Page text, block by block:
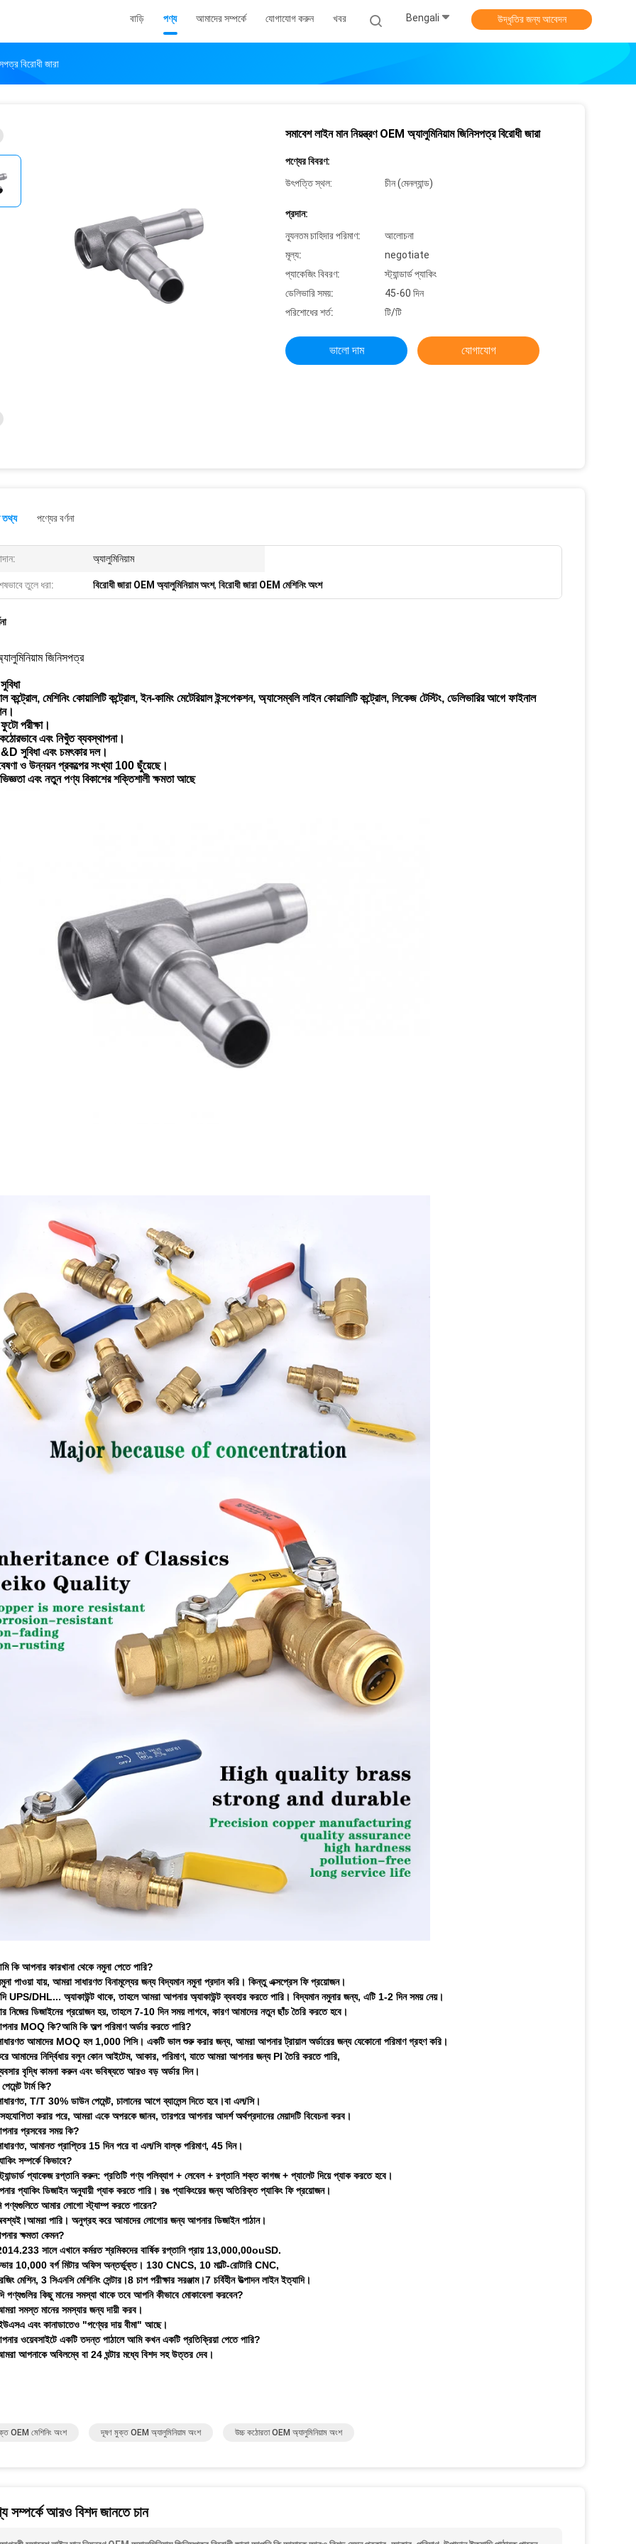
বাড়ি পণ্য আমাদের সম্পর্কে যোগাযোগ করুন খবর Bengali উদ্ধৃতির জন্য আবেদন
বিরোধী জারা
সমাবেশ লাইন মান নিয়ন্ত্রণ OEM অ্যালুমিনিয়াম জিনিসপত্র বিরোধী জারা
পণ্যের বিবরণ:
উৎপত্তি স্থল:
চীন (মেনল্যান্ড)
প্রদান:
ন্যূনতম চাহিদার পরিমাণ:
আলোচনা
মূল্য:
negotiate
প্যাকেজিং বিবরণ:
স্ট্যান্ডার্ড প্যাকিং
ডেলিভারি সময়:
45-60 দিন
পরিশোধের শর্ত:
টি/টি
ভালো দাম যোগাযোগ
তথ্য পণ্যের বর্ণনা
অ্যালুমিনিয়াম
তুলে ধরা: বিরোধী জারা OEM অ্যালুমিনিয়াম অংশ, বিরোধী জারা OEM মেশিনিং অংশ
জিনিসপত্র
সুবিধা
কন্ট্রোল, মেশিনিং কোয়ালিটি কন্ট্রোল, ইন-কামিং মেটেরিয়াল ইন্সপেকশন, অ্যাসেম্বলি লাইন কোয়ালিটি কন্ট্রোল, লিকেজ টেস্টিং, ডেলিভারির আগে ফাইনাল
পরীক্ষা।
কঠোরভাবে এবং নিখুঁত ব্যবস্থাপনা।
সুবিধা এবং চমৎকার দল।
ও উন্নয়ন প্রকল্পের সংখ্যা 100 ছুঁয়েছে।
এবং নতুন পণ্য বিকাশের শক্তিশালী ক্ষমতা আছে
কি আপনার কারখানা থেকে নমুনা পেতে পারি?
পাওয়া যায়, আমরা সাধারণত বিনামূল্যের জন্য বিদ্যমান নমুনা প্রদান করি। কিন্তু এক্সপ্রেস ফি প্রয়োজন।
UPS/DHL... অ্যাকাউন্ট থাকে, তাহলে আমরা আপনার অ্যাকাউন্ট ব্যবহার করতে পারি। বিদ্যমান নমুনার জন্য, এটি 1-2 দিন সময় নেয়।
নিজের ডিজাইনের প্রয়োজন হয়, তাহলে 7-10 দিন সময় লাগবে, কারণ আমাদের নতুন ছাঁচ তৈরি করতে হবে।
MOQ কি?আমি কি অল্প পরিমাণ অর্ডার করতে পারি?
আমাদের MOQ হল 1,000 পিসি। একটি ভাল শুরু করার জন্য, আমরা আপনার ট্রায়াল অর্ডারের জন্য যেকোনো পরিমাণ গ্রহণ করি।
আমাদের নির্দ্বিধায় বলুন কোন আইটেম, আকার, পরিমাণ, যাতে আমরা আপনার জন্য Pl তৈরি করতে পারি,
বৃদ্ধি কামনা করুন এবং ভবিষ্যতে আরও বড় অর্ডার দিন।
টার্ম কি?
T/T 30% ডাউন পেমেন্ট, চালানের আগে ব্যালেন্স দিতে হবে।বা এল/সি।
করার পরে, আমরা একে অপরকে জানব, তারপরে আপনার আদর্শ অর্থপ্রদানের মেয়াদটি বিবেচনা করব।
প্রসবের সময় কি?
আমানত প্রাপ্তির 15 দিন পরে বা এল/সি বাল্ক পরিমাণ, 45 দিন।
সম্পর্কে কিভাবে?
প্যাকেজ রপ্তানি করুন: প্রতিটি পণ্য পলিব্যাগ + লেবেল + রপ্তানি শক্ত কাগজ + প্যালেট দিয়ে প্যাক করতে হবে।
প্যাকিং ডিজাইন অনুযায়ী প্যাক করতে পারি। রঙ প্যাকিংয়ের জন্য অতিরিক্ত প্যাকিং ফি প্রয়োজন।
আমার লোগো স্ট্যাম্প করতে পারেন?
পারি। অনুগ্রহ করে আমাদের লোগোর জন্য আপনার ডিজাইন পাঠান।
ক্ষমতা কেমন?
সালে এখানে কর্মরত শ্রমিকদের বার্ষিক রপ্তানি প্রায় 13,000,00ouSD.
কভার 10,000 বর্গ মিটার অফিস অন্তর্ভুক্ত। 130 CNCS, 10 মাল্টি-রোটারি CNC,
মেশিন, 3 সিএনসি মেশিনিং সেন্টার।8 চাপ পরীক্ষার সরঞ্জাম।7 চর্বিহীন উত্পাদন লাইন ইত্যাদি।
পণ্যগুলির কিছু মানের সমস্যা থাকে তবে আপনি কীভাবে মোকাবেলা করবেন?
সমস্ত মানের সমস্যার জন্য দায়ী করব।
এবং কানাডাতেও "পণ্যের দায় বীমা" আছে।
ওয়েবসাইটে একটি তদন্ত পাঠালে আমি কখন একটি প্রতিক্রিয়া পেতে পারি?
আপনাকে অবিলম্বে বা 24 ঘন্টার মধ্যে বিশদ সহ উত্তর দেব।
OEM মেশিনিং অংশ দূষণ মুক্ত OEM অ্যালুমিনিয়াম অংশ উচ্চ কঠোরতা OEM অ্যালুমিনিয়াম অংশ
সম্পর্কে আরও বিশদ জানতে চান